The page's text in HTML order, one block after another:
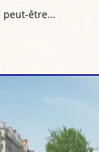
peut-être...